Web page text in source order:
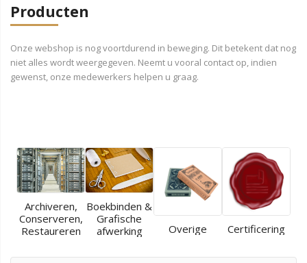
Producten
Onze webshop is nog voortdurend in beweging. Dit betekent dat nog
niet alles wordt weergegeven. Neemt u vooral contact op, indien
gewenst, onze medewerkers helpen u graag.
Archiveren,
Conserveren,
Restaureren
Boekbinden &
Grafische
afwerking
Overige Certificering